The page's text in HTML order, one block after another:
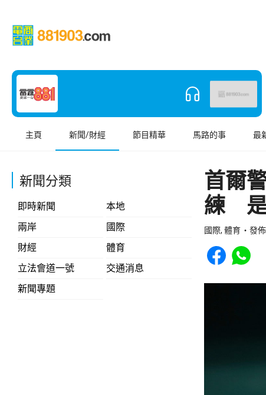
主頁 新聞/財經 節目精華 馬路的事 最
新聞分類
即時新聞
本地
兩岸
國際
財經
體育
立法會道一號
交通消息
新聞專題
首爾
練 是
國際, 體育 發
Share toShare to